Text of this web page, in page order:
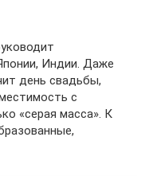
Индии. Даже
день свадьбы,
с
«серая масса». К